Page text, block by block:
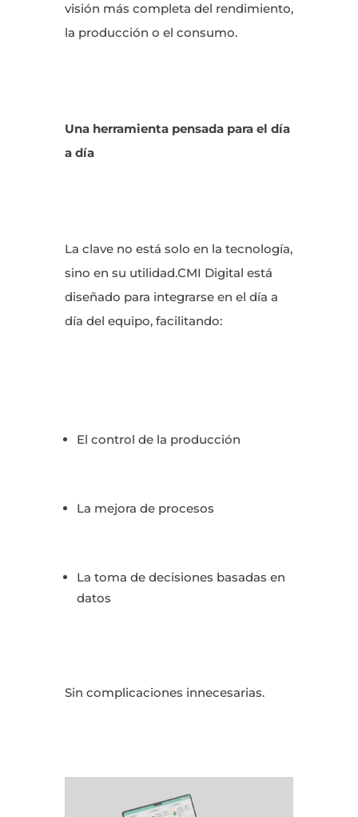
visión más completa del rendimiento,
la producción o el consumo.
Una herramienta pensada para el día
a día
La clave no está solo en la tecnología,
sino en su utilidad.CMI Digital está
diseñado para integrarse en el día a
día del equipo, facilitando:
El control de la producción
La mejora de procesos
La toma de decisiones basadas en
datos
Sin complicaciones innecesarias.